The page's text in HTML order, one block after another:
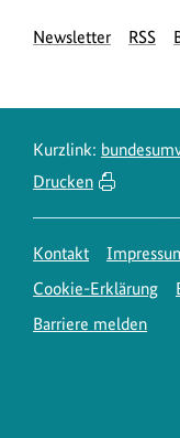
des
des
Seite
Seite
Newsletter RSS
Kurzlink:
Drucken
Kontakt
Cookie-Erklärung
Barriere melden